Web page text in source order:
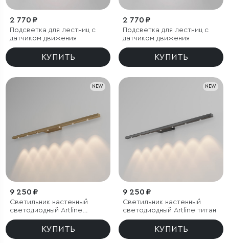
2 770 ₽
Подсветка для лестниц с
датчиком движения
КУПИТЬ
2 770 ₽
Подсветка для лестниц с
датчиком движения
КУПИТЬ
NEW
9 250 ₽
Светильник настенный
светодиодный Artline
латунь
КУПИТЬ
NEW
9 250 ₽
Светильник настенный
светодиодный Artline титан
КУПИТЬ